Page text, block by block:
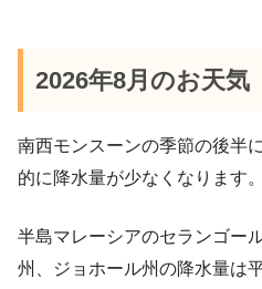
2026年8月のお天気
南西モンスーンの季節の後半
的に降水量が少なくなります。
半島マレーシアのセランゴー
州、ジョホール州の降水量は